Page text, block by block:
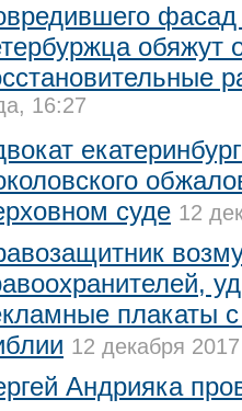
фасад
обяжут
16:27
суде 12
плакаты
12 декабря
Андрияка